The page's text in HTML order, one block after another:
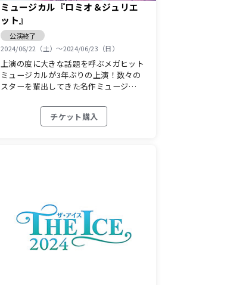
ミュージカル『ロミオ＆ジュリエ
ット』
公演終了
2024/06/22（土）〜2024/06/23（日）
上演の度に大きな話題を呼ぶメガヒット
ミュージカルが3年ぶりの上演！数々の
スターを輩出してきた名作ミュージ…
チケット購入